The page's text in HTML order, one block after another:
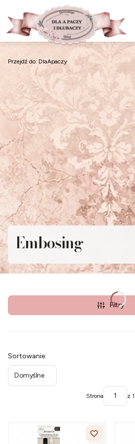
Przejdź do: DlaApaczy
Embosing
Filtry
Lista produktów
Sortowanie:
Domyślne
Strona z 1